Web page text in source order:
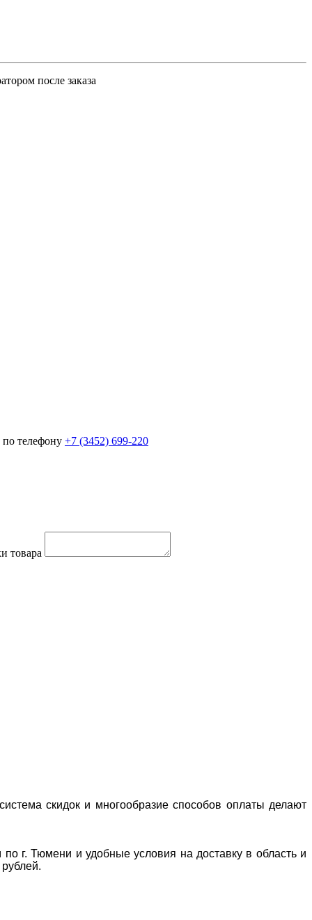
после заказа
телефону +7 (3452) 699-220
товара
скидок и многообразие способов оплаты делают
г. Тюмени и удобные условия на доставку в область и